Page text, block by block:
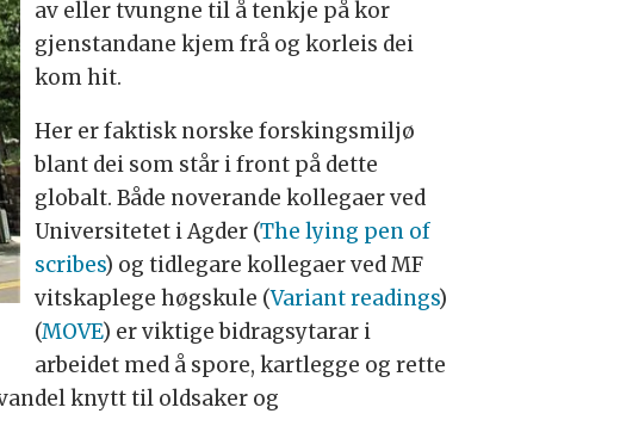
av eller tvungne til å tenkje på kor
gjenstandane kjem frå og korleis dei
kom hit.
Her er faktisk norske forskingsmiljø
blant dei som står i front på dette
globalt. Både noverande kollegaer ved
Universitetet i Agder (The lying pen of
scribes) og tidlegare kollegaer ved MF
vitskaplege høgskule (Variant readings)
(MOVE) er viktige bidragsytarar i
arbeidet med å spore, kartlegge og rette
knytt til oldsaker og